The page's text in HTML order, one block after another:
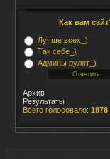
Как вам
Лучше всех_)
Так себе_)
Админы рулят_)
Архив
Результаты
Всего голосовало: 1878